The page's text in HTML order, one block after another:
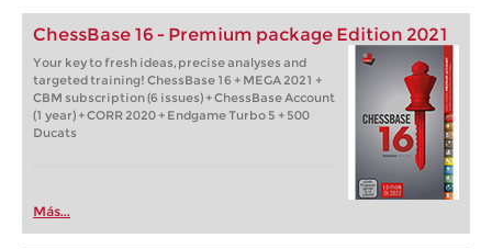
ChessBase 16 - Premium package Edition 2021
Your key to fresh ideas, precise analyses and
targeted training! ChessBase 16 + MEGA 2021 +
CBM subscription (6 issues) + ChessBase Account
(1 year) + CORR 2020 + Endgame Turbo 5 + 500
Ducats
Más...